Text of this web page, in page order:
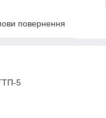
повернення
5